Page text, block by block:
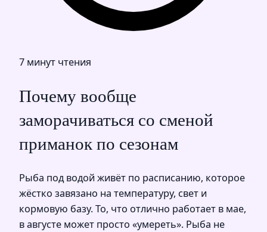
7 минут чтения
Почему вообще
заморачиваться со сменой
приманок по сезонам
Рыба под водой живёт по расписанию, которое
жёстко завязано на температуру, свет и
кормовую базу. То, что отлично работает в мае,
в августе может просто «умереть». Рыба не